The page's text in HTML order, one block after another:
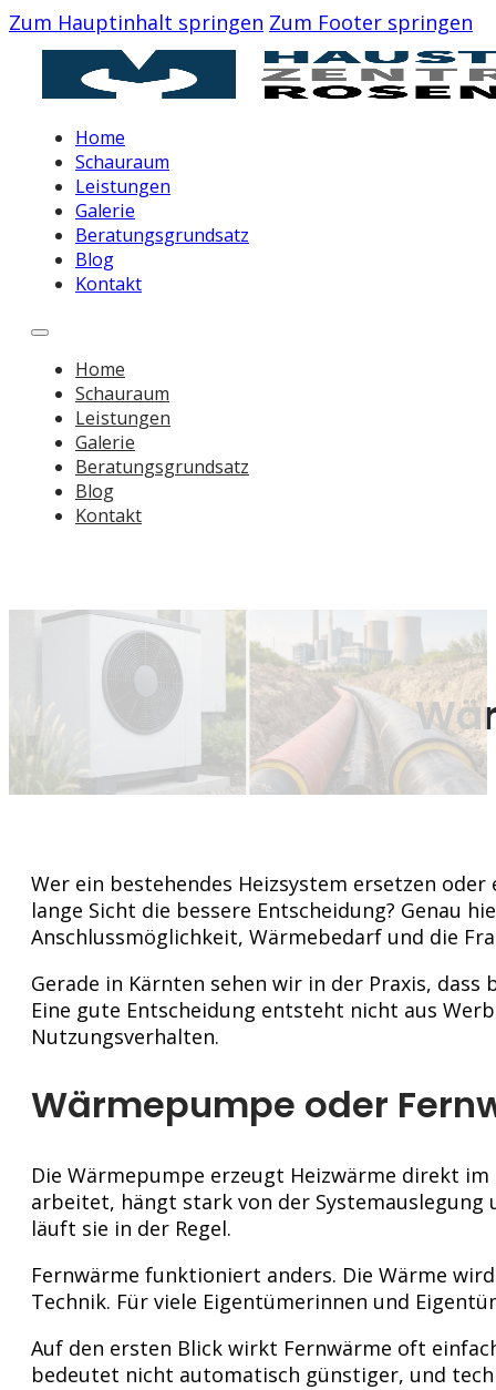
Zum Hauptinhalt springen Zum Footer springen
Home
Schauraum
Leistungen
Galerie
Beratungsgrundsatz
Blog
Kontakt
Home
Schauraum
Leistungen
Galerie
Beratungsgrundsatz
Blog
Kontakt
Wer ein bestehendes Heizsystem ersetzen
lange Sicht die bessere Entscheidung? Genau
Anschlussmöglichkeit, Wärmebedarf und die
Gerade in Kärnten sehen wir in der Praxis,
Eine gute Entscheidung entsteht nicht aus
Nutzungsverhalten.
Wärmepumpe oder
Die Wärmepumpe erzeugt Heizwärme direkt
arbeitet, hängt stark von der
läuft sie in der Regel.
Fernwärme funktioniert anders. Die Wärme
Technik. Für viele Eigentümerinnen und
Auf den ersten Blick wirkt Fernwärme oft
bedeutet nicht automatisch günstiger, und